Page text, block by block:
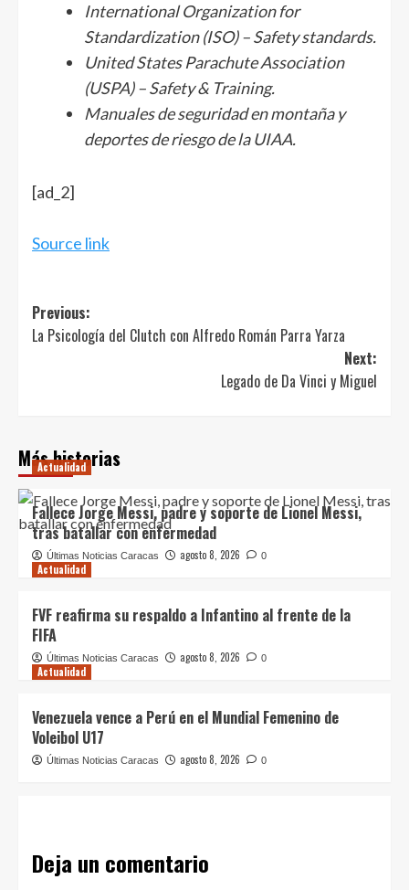
International Organization for
Standardization (ISO) – Safety standards.
United States Parachute Association
(USPA) – Safety & Training.
Manuales de seguridad en montaña y
deportes de riesgo de la UIAA.
Navegación
de
entradas
[ad_2]
Source link
Post
navigation
Previous:
La Psicología del Clutch con Alfredo Román Parra Yarza
Next:
Legado de Da Vinci y Miguel
Más historias
Actualidad
Fallece Jorge Messi, padre y soporte de Lionel Messi,
tras batallar con enfermedad
Últimas Noticias Caracas agosto 8, 2026 0
Actualidad
FVF reafirma su respaldo a Infantino al frente de la
FIFA
Últimas Noticias Caracas agosto 8, 2026 0
Actualidad
Venezuela vence a Perú en el Mundial Femenino de
Voleibol U17
Últimas Noticias Caracas agosto 8, 2026 0
Deja un comentario